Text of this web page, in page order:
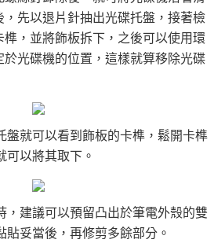
先以退片針抽出光碟托盤，接著檢
，並將飾板拆下，之後可以使用環
光碟機的位置，這樣就算移除光碟
就可以看到飾板的卡榫，鬆開卡榫
可以將其取下。
建議可以預留凸出於筆電外殼的雙
貼妥當後，再修剪多餘部分。